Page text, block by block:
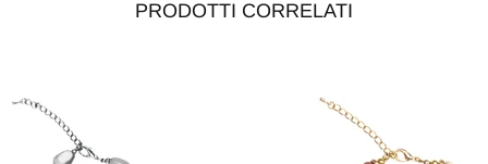
PRODOTTI CORRELATI